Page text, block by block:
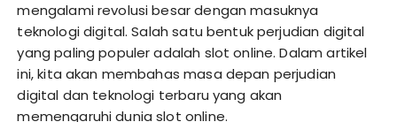
mengalami revolusi besar dengan masuknya
teknologi digital. Salah satu bentuk perjudian digital
yang paling populer adalah slot online. Dalam artikel
ini, kita akan membahas masa depan perjudian
digital dan teknologi terbaru yang akan
memengaruhi dunia slot online.